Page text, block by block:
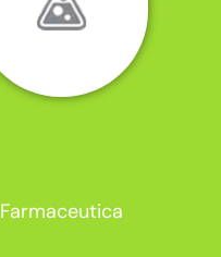
Farmaceutica